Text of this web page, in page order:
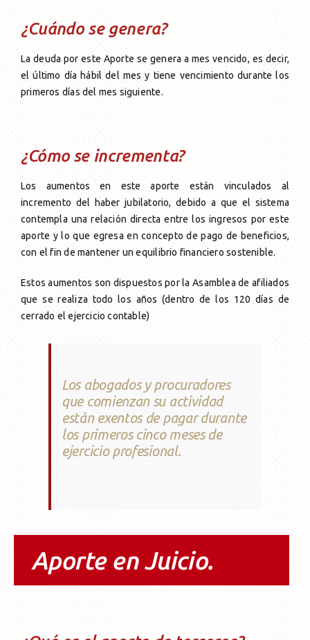
¿Cuándo se genera?
La deuda por este Aporte se genera a mes vencido, es decir,
el último día hábil del mes y tiene vencimiento durante los
primeros días del mes siguiente.
¿Cómo se incrementa?
Los aumentos en este aporte están vinculados al
incremento del haber jubilatorio, debido a que el sistema
contempla una relación directa entre los ingresos por este
aporte y lo que egresa en concepto de pago de beneficios,
con el fin de mantener un equilibrio financiero sostenible.
Estos aumentos son dispuestos por la Asamblea de afiliados
que se realiza todo los años (dentro de los 120 días de
cerrado el ejercicio contable)
Los abogados y procuradores
que comienzan su actividad
están exentos de pagar durante
los primeros cinco meses de
ejercicio profesional.
Aporte en Juicio.